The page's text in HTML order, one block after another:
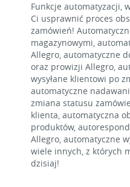
Funkcje automatyzacji,
Ci usprawnić proces
zamówień!
magazynowymi,
Allegro, automatyczne
oraz prowizji Allegro,
wysyłane klientowi po
automatyczne
zmiana statusu
klienta, automatyczna
produktów,
Allegro, automatyczne
wiele innych, z których
dzisiaj!